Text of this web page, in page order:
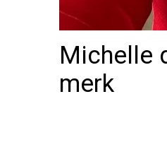
Michelle
merk